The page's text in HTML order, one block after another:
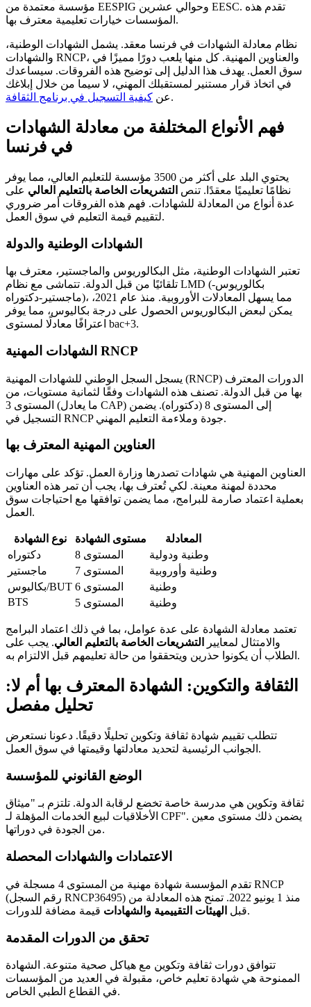
مؤسسة معتمدة من EESPIG وحوالي عشرين EESC. تقدم هذه
المؤسسات خيارات تعليمية معترف بها.
نظام معادلة الشهادات في فرنسا معقد. يشمل الشهادات الوطنية،
والشهادات RNCP، والعناوين المهنية. كل منها يلعب دورًا مميزًا في
سوق العمل. يهدف هذا الدليل إلى توضيح هذه الفروقات. سيساعدك
في اتخاذ قرار مستنير لمستقبلك المهني، لا سيما من خلال إبلاغك
عن كيفية التسجيل في برنامج الثقافة .
فهم الأنواع المختلفة من معادلة الشهادات
في فرنسا
يحتوي البلد على أكثر من 3500 مؤسسة للتعليم العالي، مما يوفر
نظامًا تعليميًا معقدًا. تنص التشريعات الخاصة بالتعليم العالي على
عدة أنواع من المعادلة للشهادات. فهم هذه الفروقات أمر ضروري
لتقييم قيمة التعليم في سوق العمل.
الشهادات الوطنية والدولة
تعتبر الشهادات الوطنية، مثل البكالوريوس والماجستير، معترف بها
تلقائيًا من قبل الدولة. تتماشى مع نظام LMD (بكالوريوس-
ماجستير-دكتوراه)، مما يسهل المعادلات الأوروبية. منذ عام 2021،
يمكن لبعض البكالوريوس الحصول على درجة بكاليوس، مما يوفر
اعترافًا معادلًا لمستوى bac+3.
الشهادات المهنية RNCP
يسجل السجل الوطني للشهادات المهنية (RNCP) الدورات المعترف
بها من قبل الدولة. تصنف هذه الشهادات وفقًا لثمانية مستويات، من
المستوى 3 (ما يعادل CAP) إلى المستوى 8 (دكتوراه). يضمن
التسجيل في RNCP جودة وملاءمة التعليم المهني.
العناوين المهنية المعترف بها
العناوين المهنية هي شهادات تصدرها وزارة العمل. تؤكد على مهارات
محددة لمهنة معينة. لكي تُعترف بها، يجب أن تمر هذه العناوين
بعملية اعتماد صارمة للبرامج، مما يضمن توافقها مع احتياجات سوق
العمل.
نوع الشهادة مستوى الشهادة
المعادلة
دكتوراه
المستوى 8
وطنية ودولية
ماجستير
المستوى 7
وطنية وأوروبية
بكاليوس/BUT
المستوى 6
وطنية
BTS
المستوى 5 وطنية
تعتمد معادلة الشهادة على عدة عوامل، بما في ذلك اعتماد البرامج
والامتثال لمعايير
التشريعات الخاصة بالتعليم العالي. يجب على
الطلاب أن يكونوا حذرين ويتحققوا من حالة تعليمهم قبل الالتزام به.
الثقافة والتكوين: الشهادة المعترف بها أم لا:
تحليل مفصل
تتطلب تقييم شهادة ثقافة وتكوين تحليلًا دقيقًا. دعونا نستعرض
الجوانب الرئيسية لتحديد معادلتها وقيمتها في سوق العمل.
الوضع القانوني للمؤسسة
ثقافة وتكوين هي مدرسة خاصة تخضع لرقابة الدولة. تلتزم بـ "ميثاق
الأخلاقيات لبيع الخدمات المؤهلة لـ CPF". يضمن ذلك مستوى معين
من الجودة في دوراتها.
الاعتمادات والشهادات المحصلة
تقدم المؤسسة شهادة مهنية من المستوى 4 مسجلة في RNCP
(رقم السجل RNCP36495) منذ 1 يونيو 2022. تمنح هذه المعادلة من
قبل الهيئات التقييمية والشهادات قيمة مضافة للدورات.
تحقق من الدورات المقدمة
تتوافق دورات ثقافة وتكوين مع هياكل صحية متنوعة. الشهادة
الممنوحة هي شهادة تعليم خاص، مقبولة في العديد من المؤسسات
في القطاع الطبي الخاص.